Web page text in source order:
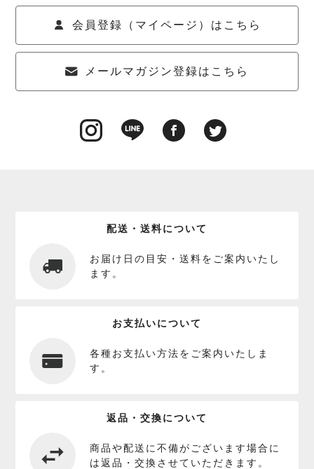
会員登録（マイページ）はこちら
メールマガジン登録はこちら
配送・送料について
お届け日の目安・送料をご案内いたし
ます。
お支払いについて
各種お支払い方法をご案内いたしま
す。
返品・交換について
商品や配送に不備がございます場合に
は返品・交換させていただきます。